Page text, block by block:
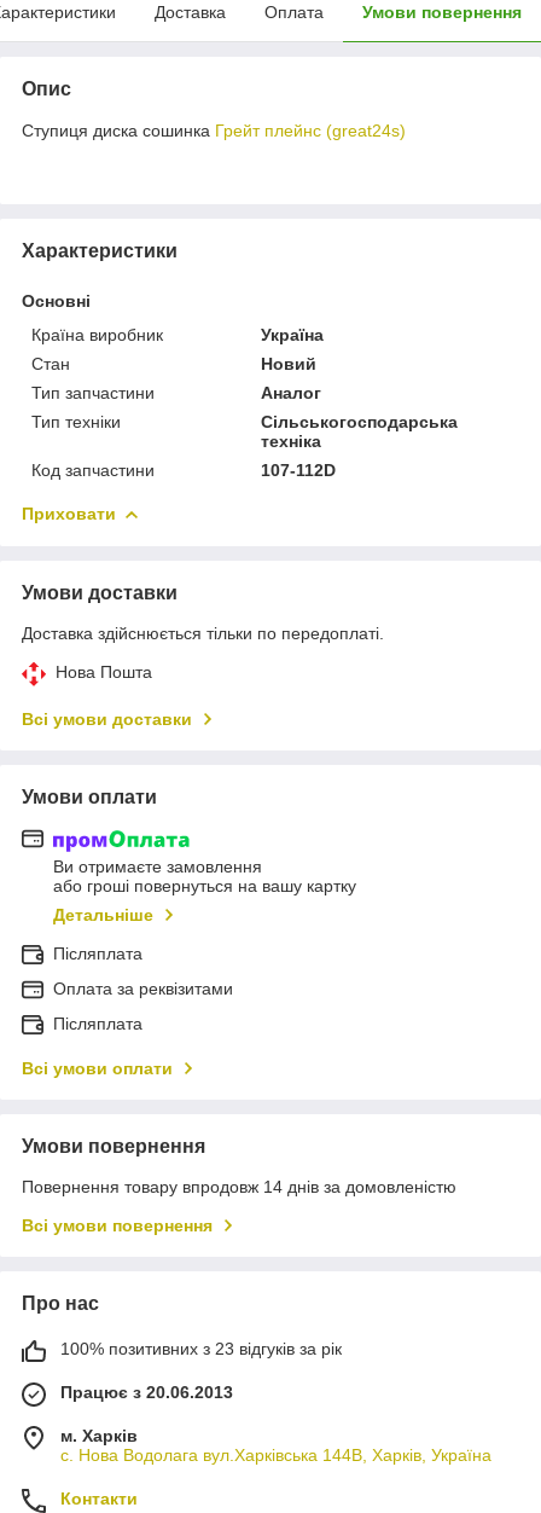
Доставка Оплата Умови повернення
Опис
Ступиця диска сошинка Грейт плейнс (great24s)
Характеристики
Основні
Країна виробник
Україна
Стан
Новий
Тип запчастини
Аналог
Тип техніки
Сільськогосподарська
техніка
Код запчастини
107-112D
Приховати
Умови доставки
Доставка здійснюється тільки по передоплаті.
Нова Пошта
Всі умови доставки
Умови оплати
Ви отримаєте замовлення
або гроші повернуться на вашу картку
Детальніше
Післяплата
Оплата за реквізитами
Післяплата
Всі умови оплати
Умови повернення
Повернення товару впродовж 14 днів за домовленістю
Всі умови повернення
Про нас
100% позитивних з 23 відгуків за рік
Працює з 20.06.2013
м. Харків
с. Нова Водолага вул.Харківська 144В, Харків, Україна
Контакти